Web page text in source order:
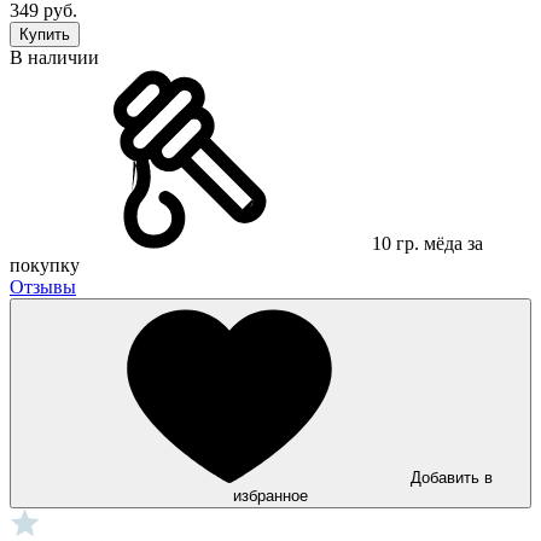
349 руб.
Купить
В наличии
10 гр. мёда за
покупку
Отзывы
Добавить в
избранное